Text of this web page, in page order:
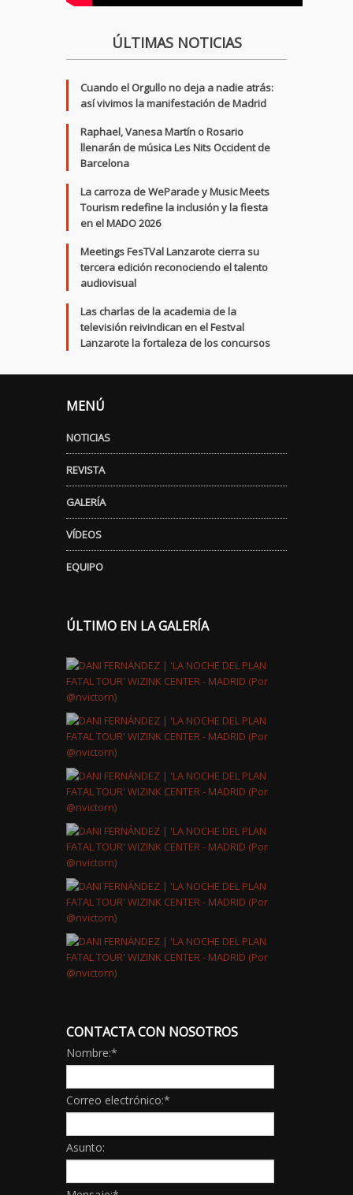
ÚLTIMAS NOTICIAS
Cuando el Orgullo no deja a nadie atrás:
así vivimos la manifestación de Madrid
Raphael, Vanesa Martín o Rosario
llenarán de música Les Nits Occident de
Barcelona
La carroza de WeParade y Music Meets
Tourism redefine la inclusión y la fiesta
en el MADO 2026
Meetings FesTVal Lanzarote cierra su
tercera edición reconociendo el talento
audiovisual
Las charlas de la academia de la
televisión reivindican en el Festval
Lanzarote la fortaleza de los concursos
MENÚ
NOTICIAS
REVISTA
GALERÍA
VÍDEOS
EQUIPO
ÚLTIMO EN LA GALERÍA
CONTACTA CON NOSOTROS
Nombre:*
Correo electrónico:*
Asunto: